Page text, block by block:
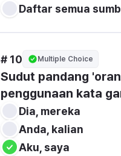
Daftar semua
# 10 Multiple Choice
Sudut pandang
penggunaan kata
Dia, mereka
Anda, kalian
Aku, saya